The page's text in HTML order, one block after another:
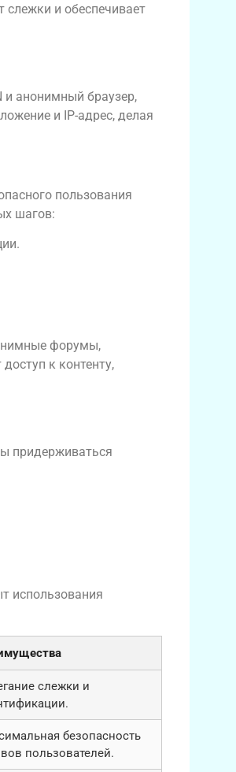
и обеспечивает
и анонимный браузер,
и IP-адрес, делая
пользования
шагов:
форумы,
к контенту,
придерживаться
использования
слежки и
безопасность
пользователей.